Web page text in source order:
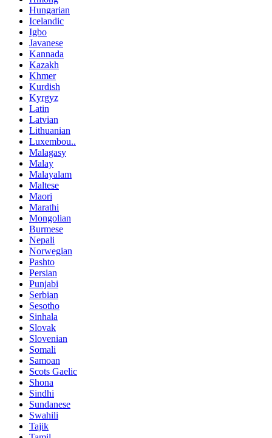
Hungarian
Icelandic
Igbo
Javanese
Kannada
Kazakh
Khmer
Kurdish
Kyrgyz
Latin
Latvian
Lithuanian
Luxembou..
Malagasy
Malay
Malayalam
Maltese
Maori
Marathi
Mongolian
Burmese
Nepali
Norwegian
Pashto
Persian
Punjabi
Serbian
Sesotho
Sinhala
Slovak
Slovenian
Somali
Samoan
Scots Gaelic
Shona
Sindhi
Sundanese
Swahili
Tajik